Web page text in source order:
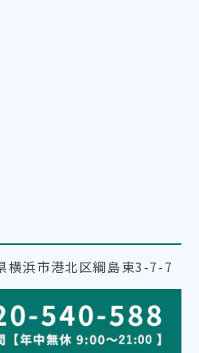
浜市港北区綱島東3-7-7